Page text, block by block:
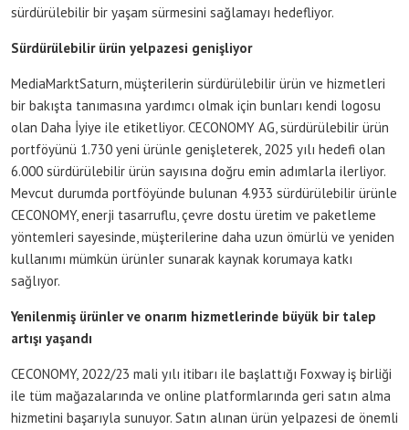
sürdürülebilir bir yaşam sürmesini sağlamayı hedefliyor.
Sürdürülebilir ürün yelpazesi genişliyor
MediaMarktSaturn, müşterilerin sürdürülebilir ürün ve hizmetleri
bir bakışta tanımasına yardımcı olmak için bunları kendi logosu
olan Daha İyiye ile etiketliyor. CECONOMY AG, sürdürülebilir ürün
portföyünü 1.730 yeni ürünle genişleterek, 2025 yılı hedefi olan
6.000 sürdürülebilir ürün sayısına doğru emin adımlarla ilerliyor.
Mevcut durumda portföyünde bulunan 4.933 sürdürülebilir ürünle
CECONOMY, enerji tasarruflu, çevre dostu üretim ve paketleme
yöntemleri sayesinde, müşterilerine daha uzun ömürlü ve yeniden
kullanımı mümkün ürünler sunarak kaynak korumaya katkı
sağlıyor.
Yenilenmiş ürünler ve onarım hizmetlerinde büyük bir talep
artışı yaşandı
CECONOMY, 2022/23 mali yılı itibarı ile başlattığı Foxway iş birliği
ile tüm mağazalarında ve online platformlarında geri satın alma
hizmetini başarıyla sunuyor. Satın alınan ürün yelpazesi de önemli